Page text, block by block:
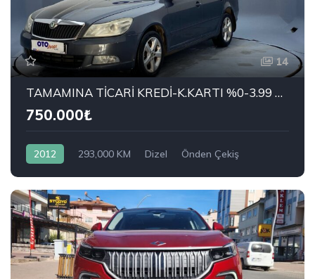
14
TAMAMINA TİCARİ KREDİ-K.KARTI %0-3.99 ÇEK-2.99 SENET-ÇKS SATIŞ
750.000₺
2012 293,000 KM Dizel
Önden Çekiş